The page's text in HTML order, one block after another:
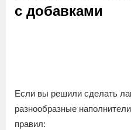
с добавками
Если вы решили сделать
разнообразные
правил: